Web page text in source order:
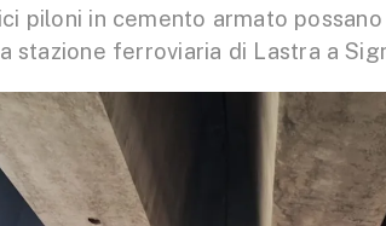
piloni in cemento armato
stazione ferroviaria di Lastra a